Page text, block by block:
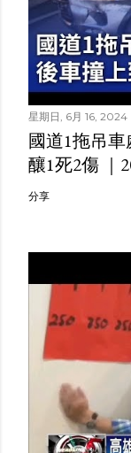
星期日, 6月 16, 2024
國道1拖吊
釀1死2傷 ｜
分享